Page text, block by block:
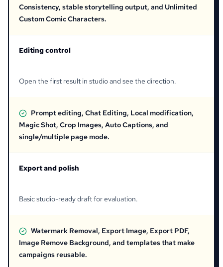
Consistency, stable storytelling output, and Unlimited
Custom Comic Characters.
Editing control
Open the first result in studio and see the direction.
Prompt editing, Chat Editing, Local modification,
Magic Shot, Crop Images, Auto Captions, and
single/multiple page mode.
Export and polish
Basic studio-ready draft for evaluation.
Watermark Removal, Export Image, Export PDF,
Image Remove Background, and templates that make
campaigns reusable.